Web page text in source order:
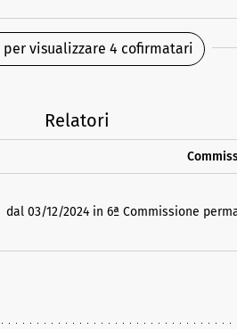
per visualizzare 4 cofirmatari
Relatori
dal 03/12/2024 in 6ª Commissione